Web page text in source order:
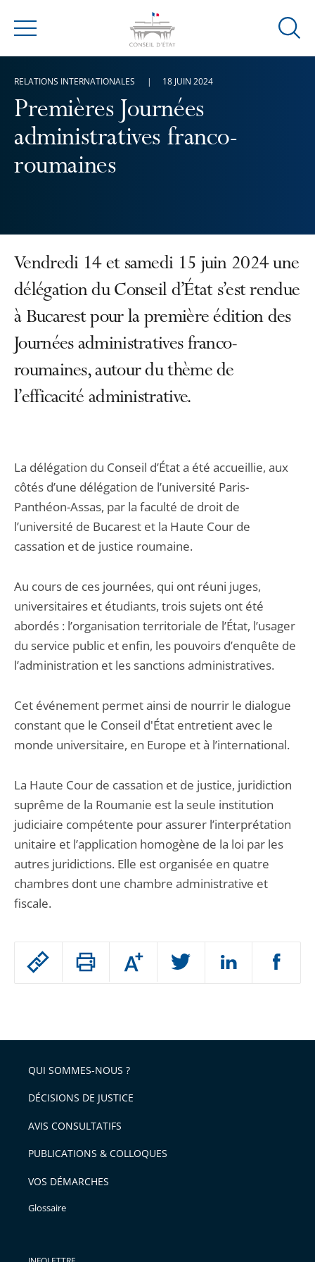
Menu
Ouvrir
Premières Journées
administratives franco-
roumaines
RELATIONS INTERNATIONALES 18 JUIN 2024
Passer
arriver
après
Augmenter
ou
l'article
pour
avant
Vendredi 14 et samedi 15 juin 2024 une
délégation du Conseil d’État s’est rendue
à Bucarest pour la première édition des
Journées administratives franco-
roumaines, autour du thème de
l’efficacité administrative.
La délégation du Conseil d’État a été accueillie, aux
côtés d’une délégation de l’université Paris-
Panthéon-Assas, par la faculté de droit de
l’université de Bucarest et la Haute Cour de
cassation et de justice roumaine.
Au cours de ces journées, qui ont réuni juges,
universitaires et étudiants, trois sujets ont été
abordés : l’organisation territoriale de l’État, l’usager
du service public et enfin, les pouvoirs d’enquête de
l’administration et les sanctions administratives.
Cet événement permet ainsi de nourrir le dialogue
constant que le Conseil d'État entretient avec le
monde universitaire, en Europe et à l’international.
La Haute Cour de cassation et de justice, juridiction
suprême de la Roumanie est la seule institution
judiciaire compétente pour assurer l’interprétation
unitaire et l’application homogène de la loi par les
autres juridictions. Elle est organisée en quatre
chambres dont une chambre administrative et
fiscale.
QUI SOMMES-NOUS ?
DÉCISIONS DE JUSTICE
AVIS CONSULTATIFS
PUBLICATIONS & COLLOQUES
VOS DÉMARCHES
Glossaire